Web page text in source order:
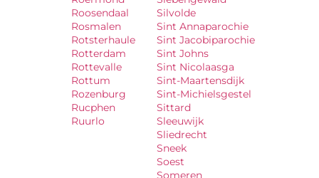
Roosendaal
Rosmalen
Rotsterhaule
Rotterdam
Rottevalle
Rottum
Rozenburg
Rucphen
Ruurlo
Silvolde
Sint Annaparochie
Sint Jacobiparochie
Sint Johns
Sint Nicolaasga
Sint-Maartensdijk
Sint-Michielsgestel
Sittard
Sleeuwijk
Sliedrecht
Sneek
Soest
Someren